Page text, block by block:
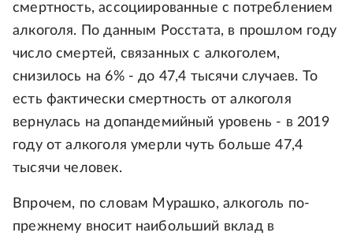
смертность, ассоциированные с потреблением
алкоголя. По данным Росстата, в прошлом году
число смертей, связанных с алкоголем,
снизилось на 6% - до 47,4 тысячи случаев. То
есть фактически смертность от алкоголя
вернулась на допандемийный уровень - в 2019
году от алкоголя умерли чуть больше 47,4
тысячи человек.
Впрочем, по словам Мурашко, алкоголь по-
прежнему вносит наибольший вклад в